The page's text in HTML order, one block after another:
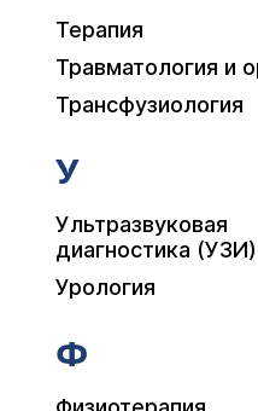
Терапия
Травматология и
Трансфузиология
У
Ультразвуковая
диагностика (УЗИ)
Урология
Ф